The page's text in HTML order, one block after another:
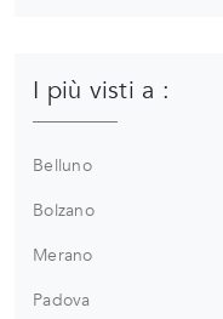
I più visti a :
Belluno
Bolzano
Merano
Padova